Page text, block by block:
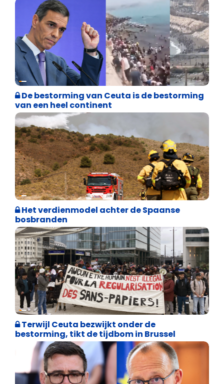
Asiel en Migratie
De bestorming van Ceuta is de bestorming
van een heel continent
Internationale politiek
Het verdienmodel achter de Spaanse
bosbranden
Asiel en Migratie
Terwijl Ceuta bezwijkt onder de
bestorming, tikt de tijdbom in Brussel